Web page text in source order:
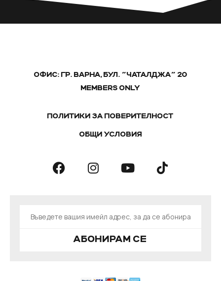
ОФИС: ГР. ВАРНА, БУЛ. "ЧАТАЛДЖА" 20
MEMBERS ONLY
ПОЛИТИКИ ЗА ПОВЕРИТЕЛНОСТ
ОБЩИ УСЛОВИЯ
АБОНИРАМ СЕ